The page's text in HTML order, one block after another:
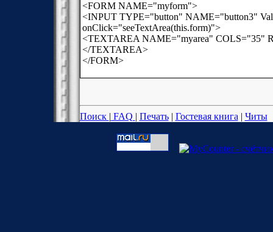
<FORM NAME="myform">
<INPUT TYPE="button" NAME="button3"
onClick="seeTextArea(this.form)">
<TEXTAREA NAME="myarea" COLS="35"
</TEXTAREA>
</FORM>
Поиск | FAQ | Печать| Гостевая книга | Читы